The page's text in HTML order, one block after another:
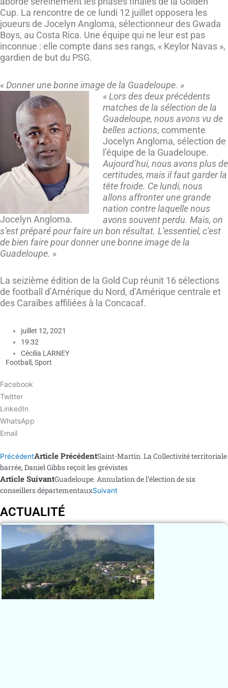
Cup. La rencontre de ce lundi 12 juillet opposera les
joueurs de Jocelyn Angloma, sélectionneur des Gwada
Boys, au Costa Rica. Une équipe qui ne leur est pas
inconnue : elle compte dans ses rangs, « Keylor Navas »,
gardien de but du PSG.
« Donner une bonne image de la Guadeloupe. »
Jocelyn Angloma.
« Lors des deux précédents
matches de la sélection de la
Guadeloupe, nous avons vu de
belles actions, commente
Jocelyn Angloma, sélection de
l’équipe de la Guadeloupe.
Aujourd’hui, nous avons plus de
certitudes, mais il faut garder la
tête froide. Ce lundi, nous
allons affronter une grande
nation contre laquelle nous
avons souvent perdu. Mais, on
s’est préparé pour faire un bon résultat. L’essentiel, c’est
de bien faire pour donner une bonne image de la
Guadeloupe. »
La seizième édition de la Gold Cup réunit 16 sélections
de football d’Amérique du Nord, d’Amérique centrale et
des Caraïbes affiliées à la Concacaf.
juillet 12, 2021
19:32
Cécilia LARNEY
Football , Sport
Facebook
Twitter
LinkedIn
WhatsApp
Email
PrécédentArticle PrécédentSaint-Martin. La Collectivité territoriale
barrée, Daniel Gibbs reçoit les grévistes
Article SuivantGuadeloupe. Annulation de l’élection de six
conseillers départementauxSuivant
ACTUALITÉ